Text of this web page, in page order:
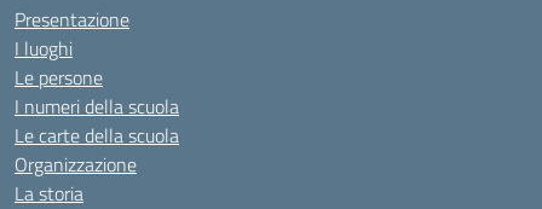
Presentazione
I luoghi
Le persone
I numeri della scuola
Le carte della scuola
Organizzazione
La storia